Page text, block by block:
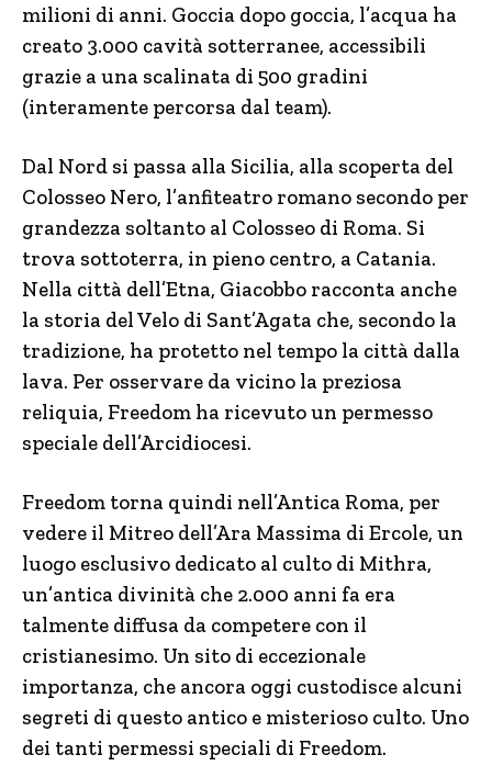
milioni di anni. Goccia dopo goccia, l’acqua ha
creato 3.000 cavità sotterranee, accessibili
grazie a una scalinata di 500 gradini
(interamente percorsa dal team).
Dal Nord si passa alla Sicilia, alla scoperta del
Colosseo Nero, l’anfiteatro romano secondo per
grandezza soltanto al Colosseo di Roma. Si
trova sottoterra, in pieno centro, a Catania.
Nella città dell’Etna, Giacobbo racconta anche
la storia del Velo di Sant’Agata che, secondo la
tradizione, ha protetto nel tempo la città dalla
lava. Per osservare da vicino la preziosa
reliquia, Freedom ha ricevuto un permesso
speciale dell’Arcidiocesi.
Freedom torna quindi nell’Antica Roma, per
vedere il Mitreo dell’Ara Massima di Ercole, un
luogo esclusivo dedicato al culto di Mithra,
un’antica divinità che 2.000 anni fa era
talmente diffusa da competere con il
cristianesimo. Un sito di eccezionale
importanza, che ancora oggi custodisce alcuni
segreti di questo antico e misterioso culto. Uno
dei tanti permessi speciali di Freedom.